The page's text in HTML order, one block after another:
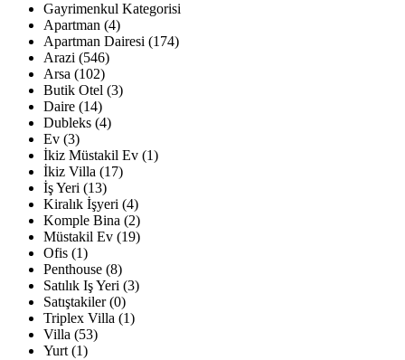
Gayrimenkul Kategorisi
Apartman (4)
Apartman Dairesi (174)
Arazi (546)
Arsa (102)
Butik Otel (3)
Daire (14)
Dubleks (4)
Ev (3)
İkiz Müstakil Ev (1)
İkiz Villa (17)
İş Yeri (13)
Kiralık İşyeri (4)
Komple Bina (2)
Müstakil Ev (19)
Ofis (1)
Penthouse (8)
Satılık Iş Yeri (3)
Satıştakiler (0)
Triplex Villa (1)
Villa (53)
Yurt (1)